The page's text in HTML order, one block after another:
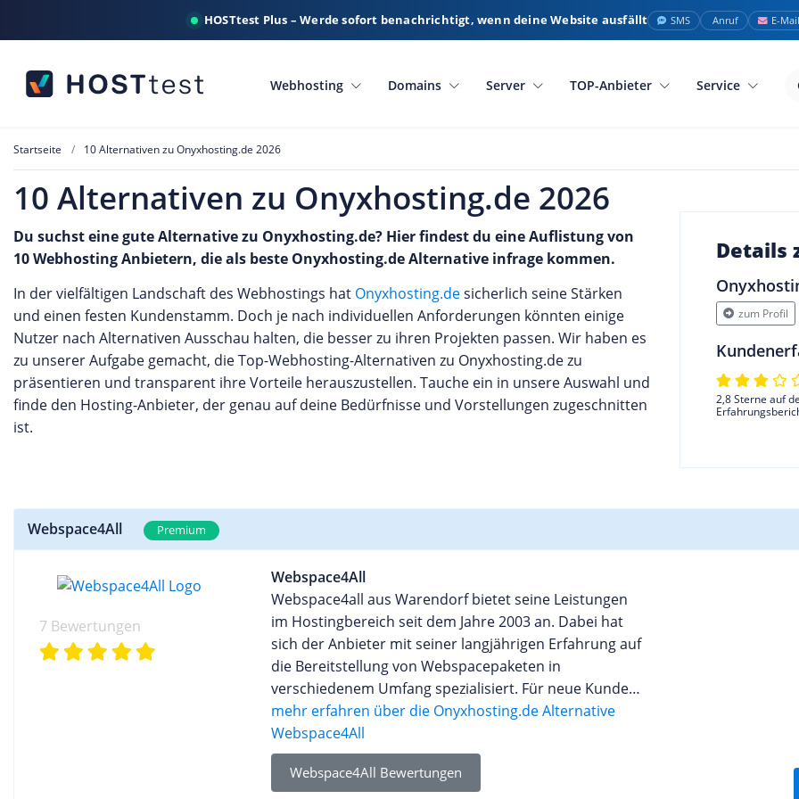
HOSTtest Plus – Werde sofort benachrichtigt, wenn deine Website ausfällt SMS Anruf E-Mail
Webhosting Domains Server TOP-Anbieter Service
Startseite 10 Alternativen zu Onyxhosting.de 2026
10 Alternativen zu Onyxhosting.de 2026
Du suchst eine gute Alternative zu Onyxhosting.de? Hier findest du eine Auflistung von
10 Webhosting Anbietern, die als beste Onyxhosting.de Alternative infrage kommen.
In der vielfältigen Landschaft des Webhostings hat Onyxhosting.desicherlich seine Stärken
und einen festen Kundenstamm. Doch je nach individuellen Anforderungen könnten einige
Nutzer nach Alternativen Ausschau halten, die besser zu ihren Projekten passen. Wir haben es
zu unserer Aufgabe gemacht, die Top-Webhosting-Alternativen zu Onyxhosting.de zu
präsentieren und transparent ihre Vorteile herauszustellen. Tauche ein in unsere Auswahl und
finde den Hosting-Anbieter, der genau auf deine Bedürfnisse und Vorstellungen zugeschnitten
ist.
Details
zum Profil
2,8 Sterne auf
Webspace4All Premium
7 Bewertungen
Webspace4All
Webspace4all aus Warendorf bietet seine Leistungen
im Hostingbereich seit dem Jahre 2003 an. Dabei hat
sich der Anbieter mit seiner langjährigen Erfahrung auf
die Bereitstellung von Webspacepaketen in
verschiedenem Umfang spezialisiert. Für neue Kunden
bietet Webspace4all die Möglichkeit mit einem
speziellen Tarif das Angebot 12 Monate lang kostenlos
zu testen. Die zahlreichen Webspacepaketvarianten
richten sich je nach Ausstattung an private Personen,
mehr erfahren über die Onyxhosting.de Alternative
Webspace4All
Webspace4All Bewertungen